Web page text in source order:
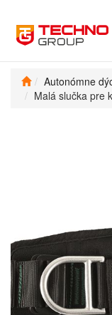
Autonómne
Malá slučka pre